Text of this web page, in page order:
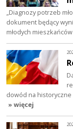
„Diagnozy potrzeb
dokument będący
młodych
dowód na
» więcej